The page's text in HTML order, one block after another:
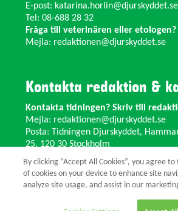
E-post: katarina.horlin@djurskyddet.se
Tel: 08-688 28 32
Fråga till veterinären eller etologen?
Mejla: redaktionen@djurskyddet.se
Kontakta redaktion &
Kontakta tidningen? Skriv till
Mejla: redaktionen@djurskyddet.se
Posta: Tidningen Djurskyddet,
25, 120 30 Stockholm
Ändra adress? Kontakta kansliet
Växel: 08-673 35 11 E-post:
© 2026 Tidningen Djurskyddet.
By clicking “Accept All Cookies”, you agree
of cookies on your device to enhance site
analyze site usage, and assist in our